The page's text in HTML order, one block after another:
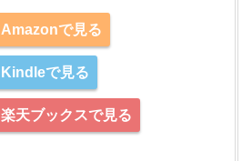
Amazonで見る
Kindleで見る
楽天ブックスで見る